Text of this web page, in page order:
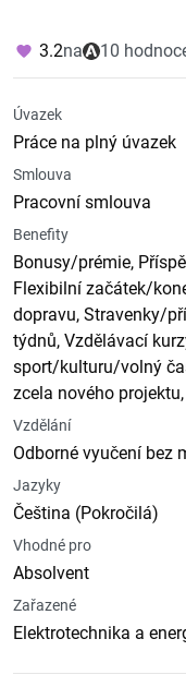
3.2na 10
Úvazek
Práce na plný úvazek
Smlouva
Pracovní smlouva
Benefity
Bonusy/prémie,
Flexibilní začátek/
dopravu, Stravenky/
týdnů, Vzdělávací
sport/kulturu/volný
zcela nového
Vzdělání
Odborné vyučení bez
Jazyky
Čeština (Pokročilá)
Vhodné pro
Absolvent
Zařazené
Elektrotechnika a